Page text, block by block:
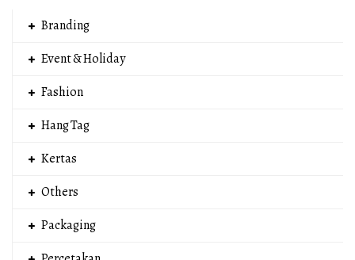
Branding
Event & Holiday
Fashion
Hang Tag
Kertas
Others
Packaging